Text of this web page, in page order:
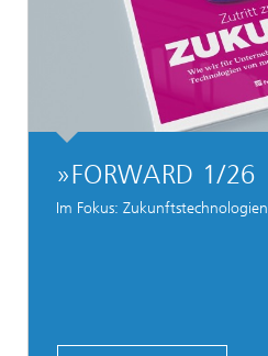
»FORWARD 1/26
Im Fokus: Zukunftstechnologien